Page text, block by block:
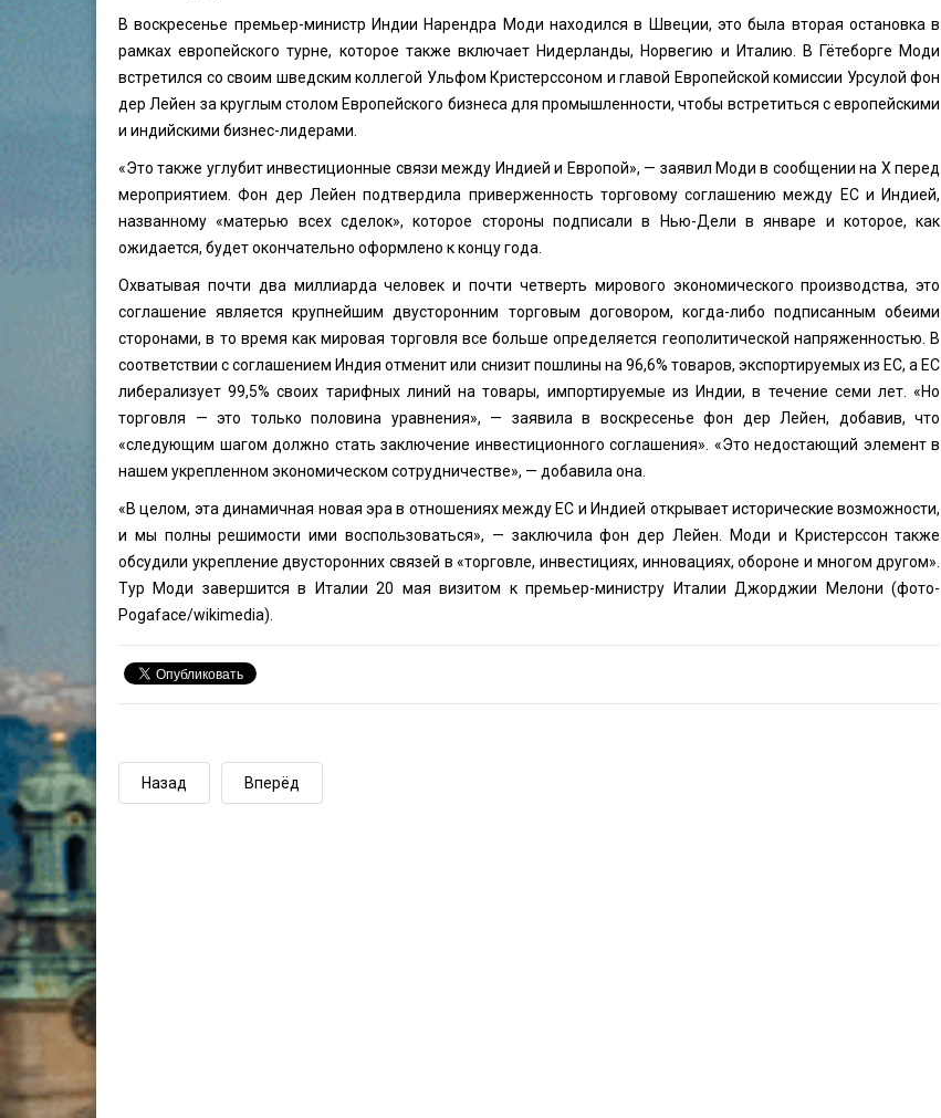
В воскресенье премьер-министр Индии Нарендра Моди находился в Швеции, это была вторая остановка в
рамках европейского турне, которое также включает Нидерланды, Норвегию и Италию. В Гётеборге Моди
встретился со своим шведским коллегой Ульфом Кристерссоном и главой Европейской комиссии Урсулой фон
дер Лейен за круглым столом Европейского бизнеса для промышленности, чтобы встретиться с европейскими
и индийскими бизнес-лидерами.
«Это также углубит инвестиционные связи между Индией и Европой», — заявил Моди в сообщении на X перед
мероприятием. Фон дер Лейен подтвердила приверженность торговому соглашению между ЕС и Индией,
названному «матерью всех сделок», которое стороны подписали в Нью-Дели в январе и которое, как
ожидается, будет окончательно оформлено к концу года.
Охватывая почти два миллиарда человек и почти четверть мирового экономического производства, это
соглашение является крупнейшим двусторонним торговым договором, когда-либо подписанным обеими
сторонами, в то время как мировая торговля все больше определяется геополитической напряженностью. В
соответствии с соглашением Индия отменит или снизит пошлины на 96,6% товаров, экспортируемых из ЕС, а ЕС
либерализует 99,5% своих тарифных линий на товары, импортируемые из Индии, в течение семи лет. «Но
торговля — это только половина уравнения», — заявила в воскресенье фон дер Лейен, добавив, что
«следующим шагом должно стать заключение инвестиционного соглашения». «Это недостающий элемент в
нашем укрепленном экономическом сотрудничестве», — добавила она.
«В целом, эта динамичная новая эра в отношениях между ЕС и Индией открывает исторические возможности,
и мы полны решимости ими воспользоваться», — заключила фон дер Лейен. Моди и Кристерссон также
обсудили укрепление двусторонних связей в «торговле, инвестициях, инновациях, обороне и многом другом».
Тур Моди завершится в Италии 20 мая визитом к премьер-министру Италии Джорджии Мелони (фото-
Pogaface/wikimedia).
Назад Вперёд